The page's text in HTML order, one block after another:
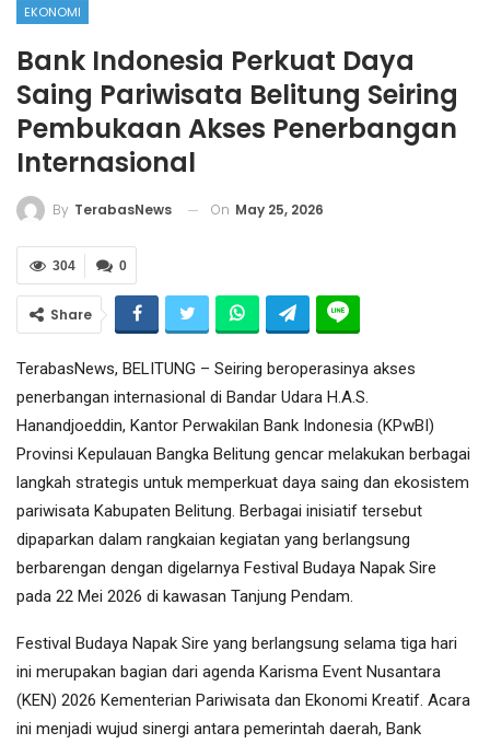
EKONOMI
Bank Indonesia Perkuat Daya
Saing Pariwisata Belitung Seiring
Pembukaan Akses Penerbangan
Internasional
By TerabasNews On May 25, 2026
0
304
Share
TerabasNews, BELITUNG – Seiring beroperasinya akses
penerbangan internasional di Bandar Udara H.A.S.
Hanandjoeddin, Kantor Perwakilan Bank Indonesia (KPwBI)
Provinsi Kepulauan Bangka Belitung gencar melakukan berbagai
langkah strategis untuk memperkuat daya saing dan ekosistem
pariwisata Kabupaten Belitung. Berbagai inisiatif tersebut
dipaparkan dalam rangkaian kegiatan yang berlangsung
berbarengan dengan digelarnya Festival Budaya Napak Sire
pada 22 Mei 2026 di kawasan Tanjung Pendam.
Festival Budaya Napak Sire yang berlangsung selama tiga hari
ini merupakan bagian dari agenda Karisma Event Nusantara
(KEN) 2026 Kementerian Pariwisata dan Ekonomi Kreatif. Acara
ini menjadi wujud sinergi antara pemerintah daerah, Bank